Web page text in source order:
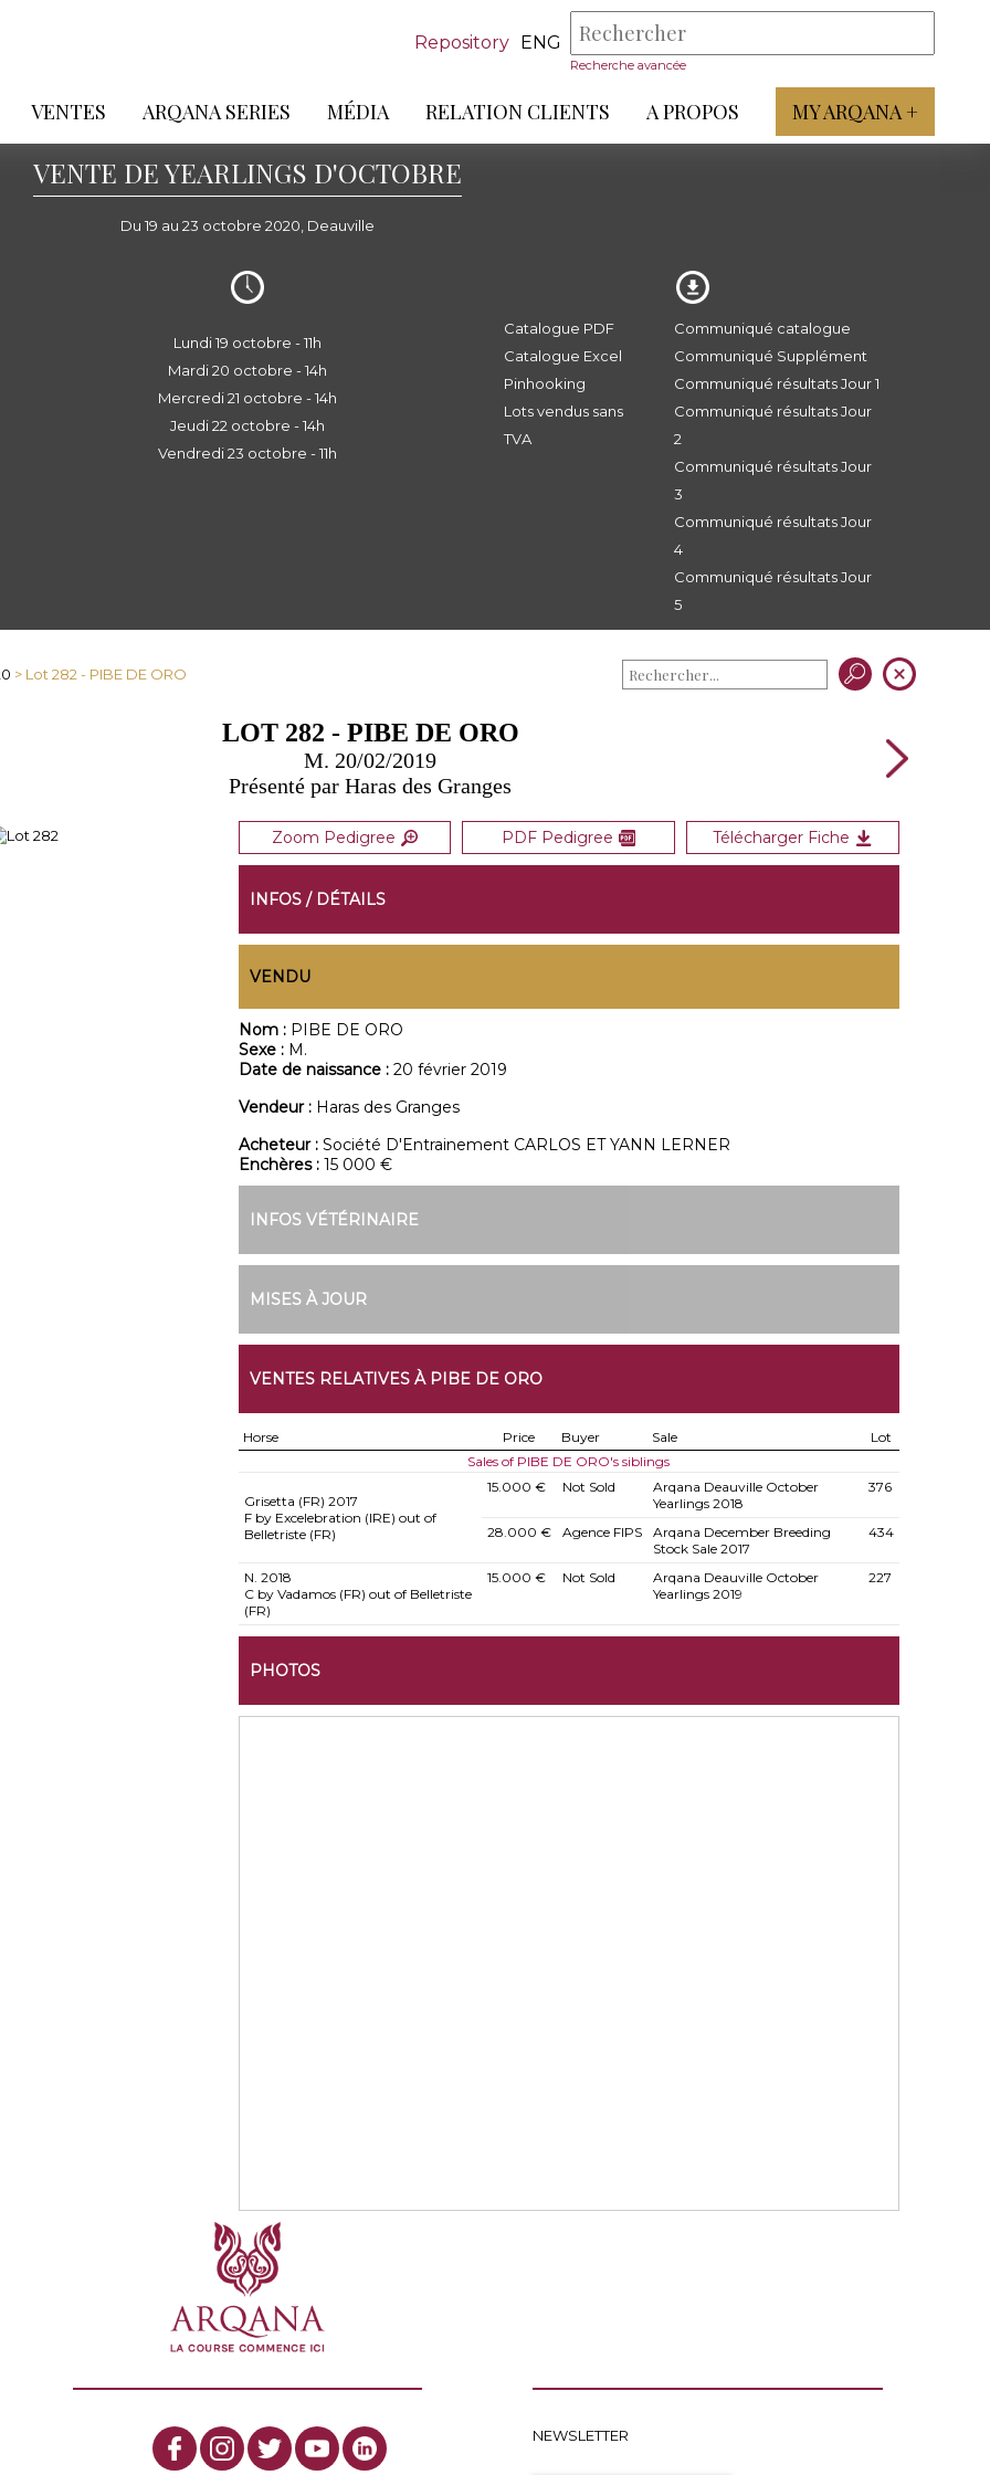
Repository ENG
Recherche avancée
VENTES ARQANA SERIES MÉDIA RELATION CLIENTS A PROPOS MY ARQANA +
VENTE DE YEARLINGS D'OCTOBRE
Du 19 au 23 octobre 2020, Deauville
Lundi 19 octobre - 11h
Mardi 20 octobre - 14h
Mercredi 21 octobre - 14h
Jeudi 22 octobre - 14h
Vendredi 23 octobre - 11h
Catalogue PDF
Catalogue Excel
Pinhooking
Lots vendus sans
TVA
Communiqué catalogue
Communiqué Supplément
Communiqué résultats Jour 1
Communiqué résultats Jour
2
Communiqué résultats Jour
3
Communiqué résultats Jour
4
Communiqué résultats Jour
5
> Lot 282 - PIBE DE ORO
LOT 282 - PIBE DE ORO
M. 20/02/2019
Présenté par Haras des Granges
Zoom Pedigree PDF Pedigree Télécharger Fiche
INFOS / DÉTAILS
VENDU
Nom : PIBE DE ORO
Sexe : M.
Date de naissance : 20 février 2019
Vendeur : Haras des Granges
Acheteur : Société D'Entrainement CARLOS ET YANN LERNER
Enchères : 15 000 €
INFOS VÉTÉRINAIRE
MISES À JOUR
VENTES RELATIVES À PIBE DE ORO
Horse Price Buyer Sale
Lot
Sales of PIBE DE ORO's siblings
Grisetta (FR) 2017
F by Excelebration (IRE) out of
Belletriste (FR)
15.000 € Not Sold
Arqana Deauville October
Yearlings 2018
376
28.000 € Agence FIPS
Arqana December Breeding
Stock Sale 2017
434
N. 2018
C by Vadamos (FR) out of Belletriste
(FR)
15.000 € Not Sold
Arqana Deauville October
Yearlings 2019
227
PHOTOS
NEWSLETTER